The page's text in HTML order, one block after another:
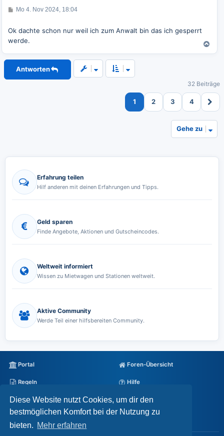
Diese Website nutzt Cookies, um dir den
bestmöglichen Komfort bei der Nutzung zu
bieten. Mehr erfahren
B
t
a
Mo 4. Nov 2024, 18:04
Ok dachte schon nur weil ich zum Anwalt bin das ich gesperrt
werde.
N
a
o
e
n
Antworten
32 Beiträge
1 2 3 4
Gehe zu
Erfahrung teilen
Hilf anderen mit deinen Erfahrungen und Tipps.
Geld sparen
Finde Angebote, Aktionen und Gutscheincodes.
Weltweit informiert
Wissen zu Mietwagen und Stationen weltweit.
Aktive Community
Werde Teil einer hilfsbereiten Community.
Portal Foren-Übersicht
Regeln Hilfe
Datenschutz Impressum
Alle Cookies löschen